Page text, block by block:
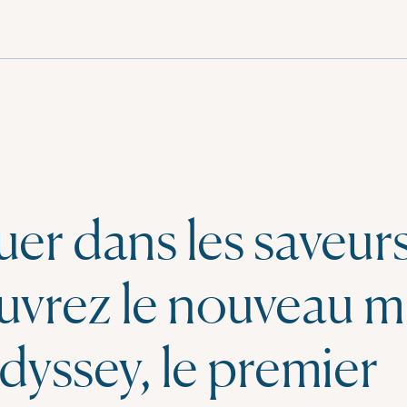
dans les
le nouveau
le premier